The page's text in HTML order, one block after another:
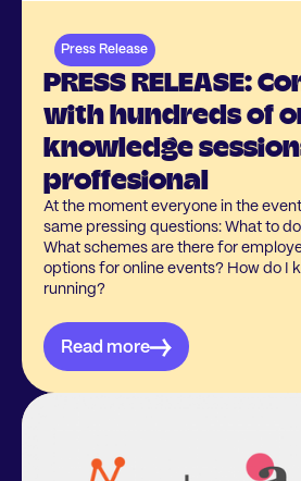
PRESS RELEASE:
with hundreds of
knowledge
proffesional
At the moment everyone in the
same pressing questions: What to
What schemes are there for
options for online events? How do I
running?
Press Release
Read more